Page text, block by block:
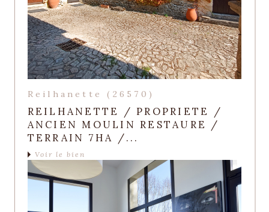
Reilhanette (26570)
REILHANETTE / PROPRIETE /
ANCIEN MOULIN RESTAURE /
TERRAIN 7HA /...
Voir le bien